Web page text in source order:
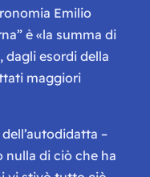
Emilio
è «la summa di
esordi della
maggiori
–
nulla di ciò che ha